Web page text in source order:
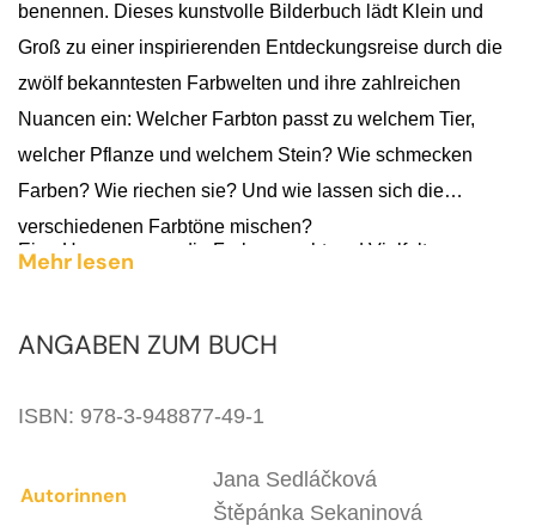
Mehr lesen
benennen. Dieses kunstvolle Bilderbuch lädt Klein und
Groß zu einer inspirierenden Entdeckungsreise durch die
zwölf bekanntesten Farbwelten und ihre zahlreichen
Nuancen ein: Welcher Farbton passt zu welchem Tier,
welcher Pflanze und welchem Stein? Wie schmecken
Farben? Wie riechen sie? Und wie lassen sich die
verschiedenen Farbtöne mischen?
Eine Hommage an die Farbenpracht und Vielfalt unserer
ANGABEN ZUM BUCH
ISBN: 978-3-948877-49-1
Autorinnen
Jana Sedláčková
Štěpánka Sekaninová